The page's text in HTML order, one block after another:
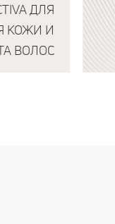
ДЛЯ
КОЖИ И
ВОЛОС